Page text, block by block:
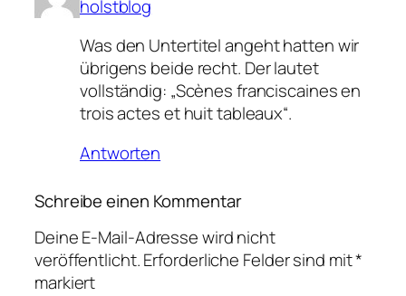
holstblog
Was den Untertitel angeht hatten wir
übrigens beide recht. Der lautet
vollständig: „Scènes franciscaines en
trois actes et huit tableaux“.
Antworten
Schreibe einen Kommentar
Deine E-Mail-Adresse wird nicht
veröffentlicht.Erforderliche Felder sind mit*
markiert